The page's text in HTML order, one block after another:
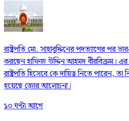
রাষ্ট্রপতি মো. সাহাবুদ্দিনের পদত্যাগের পর
করছেন হাফিজ উদ্দিন আহমদ বীরবিক্রম।
রাষ্ট্রপতি হিসেবে কে দায়িত্ব নিতে পারেন,
হয়েছে জোর আলোচনা।
১০ ঘণ্টা আগে